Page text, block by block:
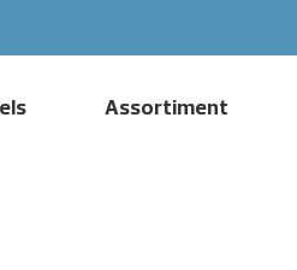
Assortiment